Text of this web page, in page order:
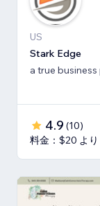
US
Stark Edge
a true
4.9 (10)
料金：$20 より